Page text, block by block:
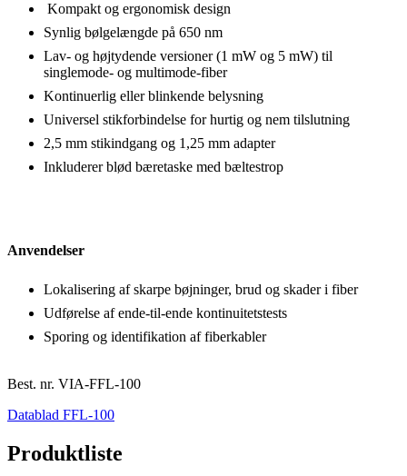
Kompakt og ergonomisk design
Synlig bølgelængde på 650 nm
Lav- og højtydende versioner (1 mW og 5 mW) til
singlemode- og multimode-fiber
Kontinuerlig eller blinkende belysning
Universel stikforbindelse for hurtig og nem tilslutning
2,5 mm stikindgang og 1,25 mm adapter
Inkluderer blød bæretaske med bæltestrop
Anvendelser
Lokalisering af skarpe bøjninger, brud og skader i fiber
Udførelse af ende-til-ende kontinuitetstests
Sporing og identifikation af fiberkabler
Best. nr. VIA-FFL-100
Datablad FFL-100
Produktliste